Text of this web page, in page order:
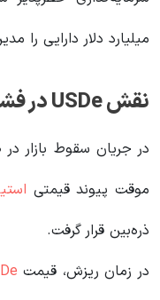
میلیارد دلار دارایی را
نقش USDe در فشار بر بایننس
موقت پیوند قیمتی
ذره‌بین قرار گرفت.
در زمان ریزش، قیمت